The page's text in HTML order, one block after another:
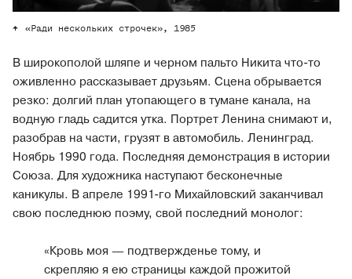
«Ради нескольких строчек», 1985
В широкополой шляпе и черном пальто Никита что-то
оживленно рассказывает друзьям. Сцена обрывается
резко: долгий план утопающего в тумане канала, на
водную гладь садится утка. Портрет Ленина снимают и,
разобрав на части, грузят в автомобиль. Ленинград.
Ноябрь 1990 года. Последняя демонстрация в истории
Союза. Для художника наступают бесконечные
каникулы. В апреле 1991-го Михайловский заканчивал
свою последнюю поэму, свой последний монолог:
«Кровь моя ― подтвержденье тому, и
скрепляю я ею страницы каждой прожитой